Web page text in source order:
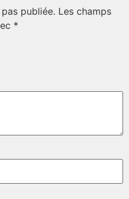
publiée. Les champs
*